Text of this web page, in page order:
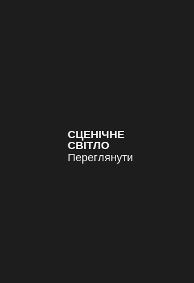
СЦЕНІЧНЕ
СВІТЛО
Переглянути